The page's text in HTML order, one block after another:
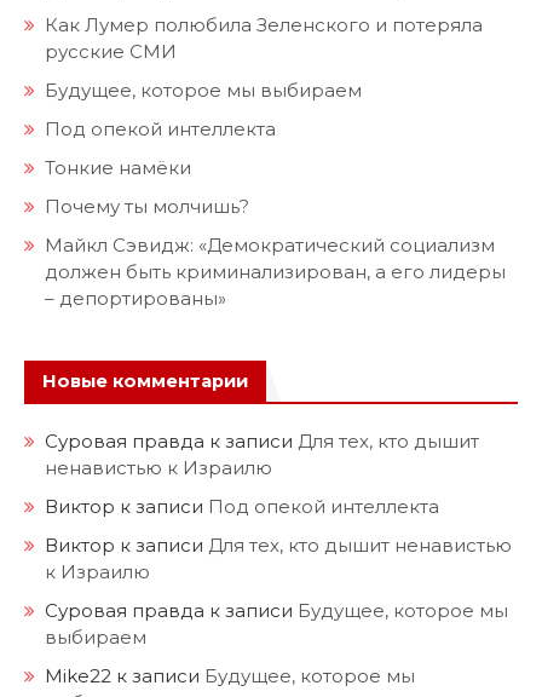
Как Лумер полюбила Зеленского и потеряла
русские СМИ
Будущее, которое мы выбираем
Под опекой интеллекта
Тонкие намёки
Почему ты молчишь?
Майкл Сэвидж: «Демократический социализм
должен быть криминализирован, а его лидеры
– депортированы»
Новые комментарии
Суровая правда к записи Для тех, кто дышит
ненавистью к Израилю
Виктор к записи Под опекой интеллекта
Виктор к записи Для тех, кто дышит ненавистью
к Израилю
Суровая правда к записи Будущее, которое мы
выбираем
Mike22 к записи Будущее, которое мы